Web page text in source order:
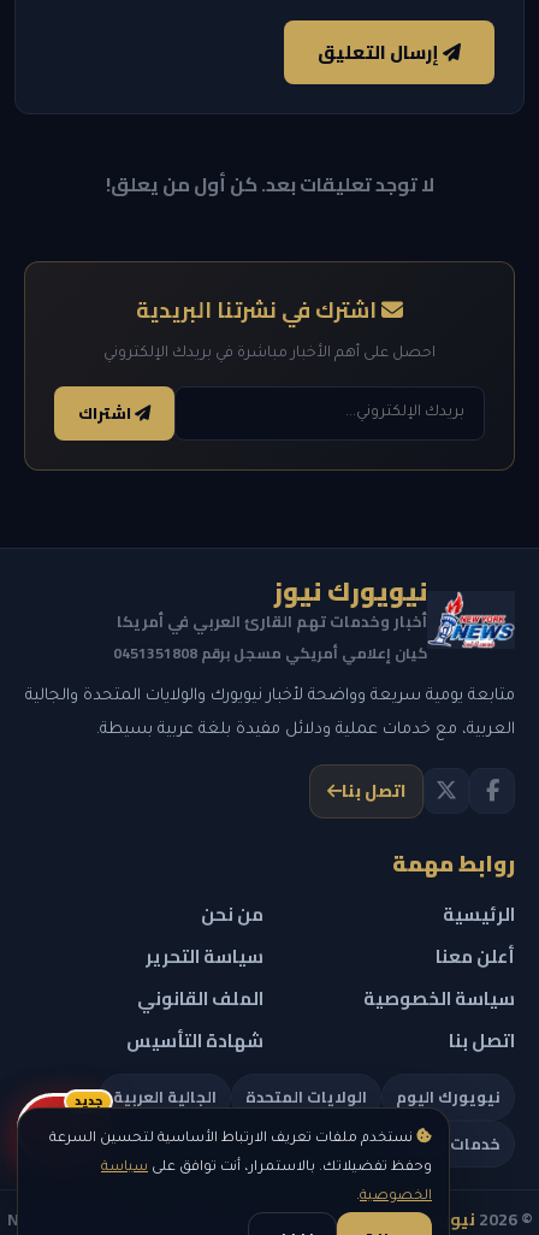
نستخدم ملفات تعريف الارتباط الأساسية لتحسين السرعة
وحفظ تفضيلاتك. بالاستمرار، أنت توافق على سياسة
الخصوصية.
إرسال التعليق
لا توجد تعليقات بعد. كن أول من يعلق!
اشترك في نشرتنا البريدية
احصل على أهم الأخبار مباشرة في بريدك الإلكتروني
اشتراك
نيويورك نيوز
أخبار وخدمات تهم القارئ العربي في أمريكا
كيان إعلامي أمريكي مسجل برقم 0451351808
متابعة يومية سريعة وواضحة لأخبار نيويورك والولايات المتحدة والجالية
العربية، مع خدمات عملية ودلائل مفيدة بلغة عربية بسيطة.
اتصل بنا
روابط مهمة
الرئيسية
من نحن
أعلن معنا
سياسة التحرير
سياسة الخصوصية
الملف القانوني
اتصل بنا
شهادة التأسيس
نيويورك اليوم الولايات المتحدة
الجالية العربية
خدمات تهمك
© 2026 نيويورك نيوز
— جميع الحقوق محفوظة — NEW YORK NEWS
ريلز
جديد